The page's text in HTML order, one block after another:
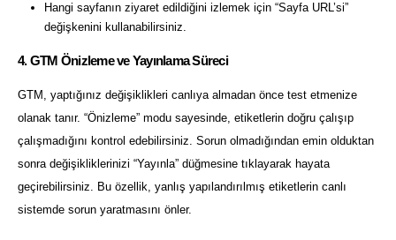
Hangi sayfanın ziyaret edildiğini izlemek için “Sayfa URL’si”
değişkenini kullanabilirsiniz.
4. GTM Önizleme ve Yayınlama Süreci
GTM, yaptığınız değişiklikleri canlıya almadan önce test etmenize
olanak tanır. “Önizleme” modu sayesinde, etiketlerin doğru çalışıp
çalışmadığını kontrol edebilirsiniz. Sorun olmadığından emin olduktan
sonra değişikliklerinizi “Yayınla” düğmesine tıklayarak hayata
geçirebilirsiniz. Bu özellik, yanlış yapılandırılmış etiketlerin canlı
sistemde sorun yaratmasını önler.